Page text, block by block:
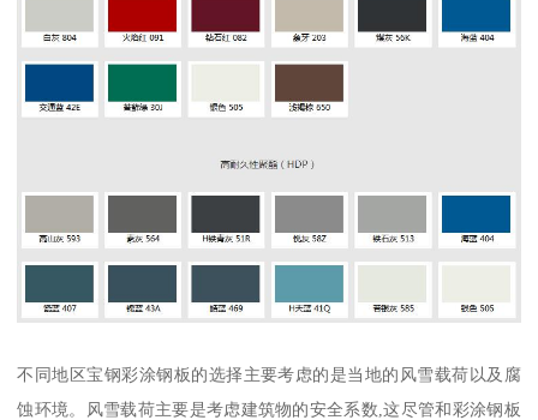
不同地区宝钢彩涂钢板的选择主要考虑的是当地的风雪载荷以及腐
蚀环境。风雪载荷主要是考虑建筑物的安全系数,这尽管和彩涂钢板